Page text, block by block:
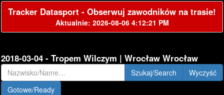
Tracker Datasport - Obserwuj zawodników na trasie!
Aktualnie: 2026-08-06 4:12:21 PM
2018-03-04 - Tropem Wilczym | Wrocław Wrocław
Szukaj/Search
Gotowe/Ready